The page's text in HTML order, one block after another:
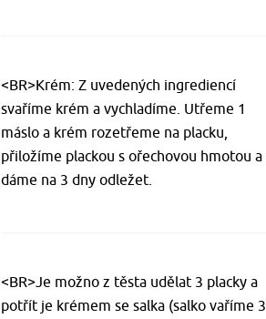
<BR>Krém: Z uvedených ingrediencí
svaříme krém a vychladíme. Utřeme 1
máslo a krém rozetřeme na placku,
přiložíme plackou s ořechovou hmotou a
dáme na 3 dny odležet.
<BR>Je možno z těsta udělat 3 placky a
potřít je krémem se salka (salko vaříme 3